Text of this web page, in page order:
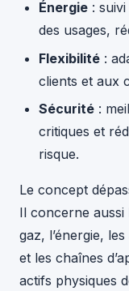
Énergie :
des usages,
Flexibilité :
clients et aux
Sécurité :
critiques et
risque.
Le concept
Il concerne
gaz, l’énergie,
et les chaînes
actifs physiques